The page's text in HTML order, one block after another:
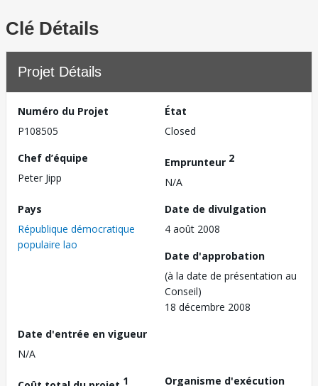
Clé Détails
Projet Détails
Numéro du Projet
P108505
État
Closed
Chef d’équipe
Peter Jipp
Emprunteur 2
N/A
Pays
République démocratique
populaire lao
Date de divulgation
4 août 2008
Date d'approbation
(à la date de présentation au
Conseil)
18 décembre 2008
Date d'entrée en vigueur
N/A
1
Organisme d'exécution